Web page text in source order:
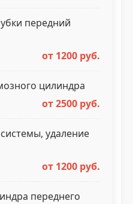
передний
от 1200 руб.
цилиндра
от 2500 руб.
удаление
от 1200 руб.
переднего